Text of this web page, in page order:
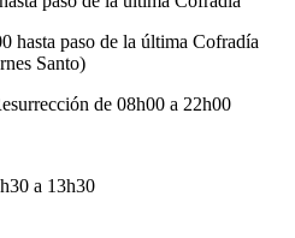
hasta paso de la última Cofradía
Santo)
de 08h00 a 22h00
a 13h30